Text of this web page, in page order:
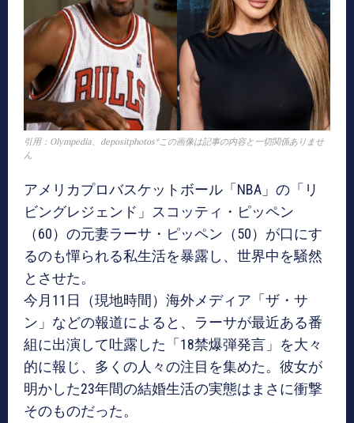
引用：Olympedia、depositphotos*この画像は記事の内容と一切関係ありませ
ん
アメリカプロバスケットボール「NBA」の「リ
ビングレジェンド」スコッティ・ピッペン
（60）の元妻ラーサ・ピッペン（50）が口にす
るのも憚られる私生活を暴露し、世界中を騒然
とさせた。
今月11日（現地時間）海外メディア「ザ・サ
ン」などの報道によると、ラーサが最近ある番
組に出演して吐露した「18禁爆弾発言」を大々
的に報じ、多くの人々の注目を集めた。彼女が
明かした23年間の結婚生活の実態はまさに衝撃
そのものだった。